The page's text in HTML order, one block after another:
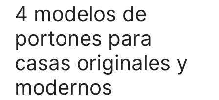
4 modelos de
portones para
casas originales y
modernos